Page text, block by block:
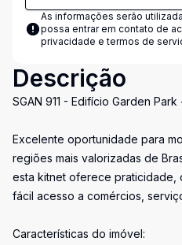
As informações serão
possa entrar em contato de
privacidade e termos de
Descrição
SGAN 911 - Edifício Garden
Excelente oportunidade para
regiões mais valorizadas de
esta kitnet oferece praticidade,
fácil acesso a comércios,
Características do imóvel: